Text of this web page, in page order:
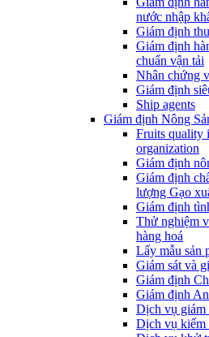
nước nhập
Giám định
Giám định
chuẩn vận tải
Nhân chứng
Giám định
Ship agents
Giám định Nông
Fruits quality
organization
Giám định
Giám định
lượng Gạo
Giám định
Thử nghiệm
hàng hoá
Lấy mẫu sản
Giám sát và
Giám định
Giám định
Dịch vụ giám
Dịch vụ kiểm